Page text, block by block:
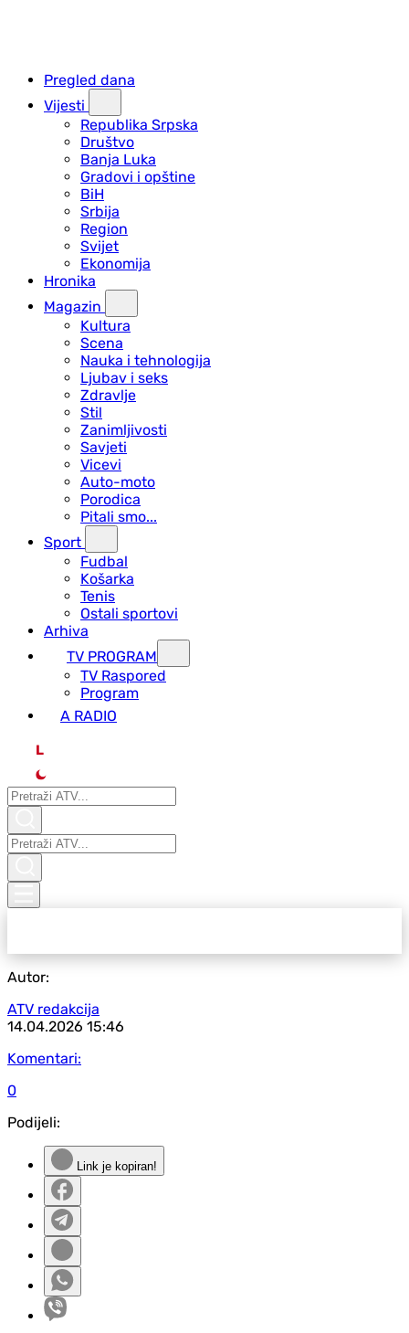
Pregled dana
Vijesti
Republika Srpska
Društvo
Banja Luka
Gradovi i opštine
BiH
Srbija
Region
Svijet
Ekonomija
Hronika
Magazin
Kultura
Scena
Nauka i tehnologija
Ljubav i seks
Zdravlje
Stil
Zanimljivosti
Savjeti
Vicevi
Auto-moto
Porodica
Pitali smo...
Sport
Fudbal
Košarka
Tenis
Ostali sportovi
Arhiva
TV PROGRAM
ТV Raspored
Program
A RADIO
L
Autor:
ATV redakcija
14.04.2026 15:46
Komentari:
0
Podijeli:
Link je kopiran!